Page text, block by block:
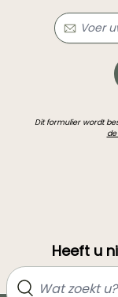
Dit formulier wordt
Heeft u